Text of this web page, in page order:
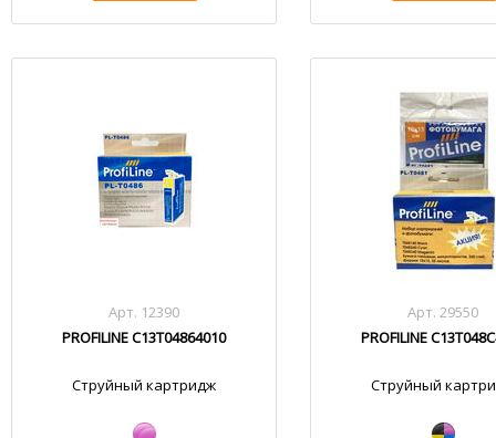
Арт. 12390
PROFILINE C13T04864010
Струйный картридж
Арт. 29550
PROFILINE
Струйный